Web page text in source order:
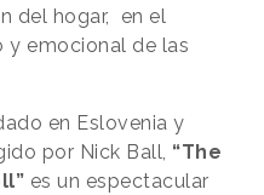
del hogar, en el
y emocional de las
en Eslovenia y
por Nick Ball, “The
es un espectacular